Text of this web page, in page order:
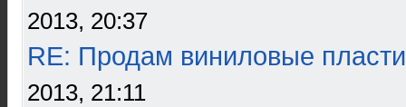
2013, 20:37
RE: Продам виниловые
2013, 21:11